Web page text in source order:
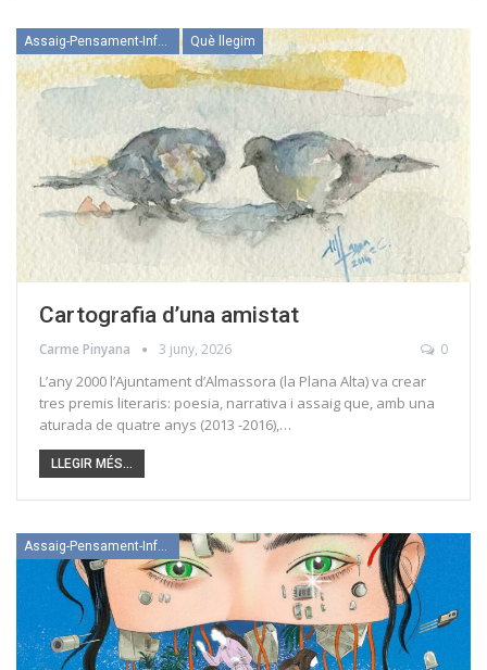
Assaig-Pensament-Informació Què llegim
Cartografia d’una amistat
Carme Pinyana 3 juny, 2026 0
L’any 2000 l’Ajuntament d’Almassora (la Plana Alta) va crear
tres premis literaris: poesia, narrativa i assaig que, amb una
aturada de quatre anys (2013 -2016),…
LLEGIR MÉS...
Assaig-Pensament-Informació